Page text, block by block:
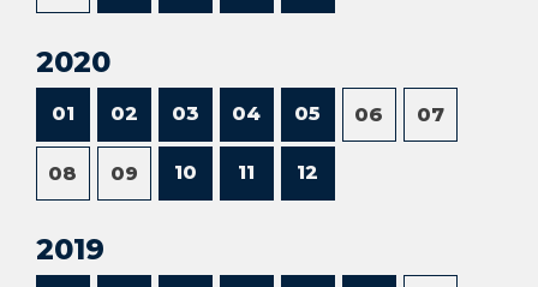
2020
01 02 03 04 05 06 07
08 09 10 11 12
2019